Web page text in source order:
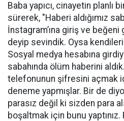
Baba yapıcı, cinayetin planlı
sürerek, "Haberi aldığımız
İnstagram’ına giriş ve beğeni
deyip sevindik. Oysa
Sosyal medya hesabına
sabahında ölüm haberini
telefonunun şifresini açmak
deneme yapmışlar. Bir de
parasız değil ki sizden para
boşaltmak için bunu yaptınız.